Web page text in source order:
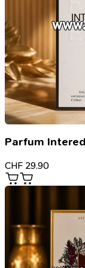
Parfum
CHF 29.90